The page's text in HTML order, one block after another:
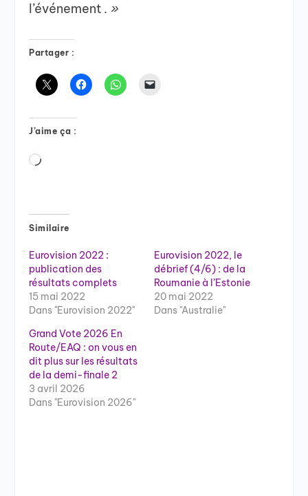
l’événement. »
Partager :
J’aime ça :
Chargement…
Similaire
Eurovision 2022 :
publication des
résultats complets
15 mai 2022
Dans "Eurovision 2022"
Eurovision 2022, le
débrief (4/6) : de la
Roumanie à l’Estonie
20 mai 2022
Dans "Australie"
Grand Vote 2026 En
Route/EAQ : on vous en
dit plus sur les résultats
de la demi-finale 2
3 avril 2026
Dans "Eurovision 2026"